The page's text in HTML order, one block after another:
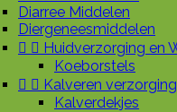
Diarree Middelen
Diergeneesmiddelen
  Huidverzorging en
Koeborstels
  Kalveren verzorging
Kalverdekjes